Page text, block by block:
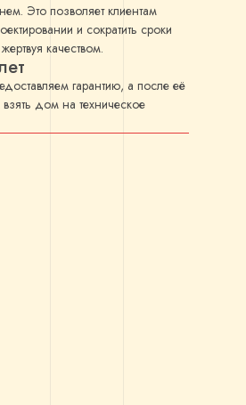
Это позволяет клиентам
и сократить сроки
качеством.
гарантию, а после её
дом на техническое